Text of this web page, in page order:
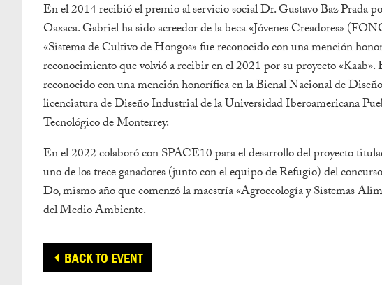
En el 2014 recibió el premio al servicio social Dr. Gustavo Baz Prada
Oaxaca. Gabriel ha sido acreedor de la beca «Jóvenes Creadores»
«Sistema de Cultivo de Hongos» fue reconocido con una mención
reconocimiento que volvió a recibir en el 2021 por su proyecto
reconocido con una mención honorífica en la Bienal Nacional de
licenciatura de Diseño Industrial de la Universidad Iberoamericana
Tecnológico de Monterrey.
En el 2022 colaboró con SPACE10 para el desarrollo del proyecto
uno de los trece ganadores (junto con el equipo de Refugio) del
Do, mismo año que comenzó la maestría «Agroecología y Sistemas
del Medio Ambiente.
BACK TO EVENT